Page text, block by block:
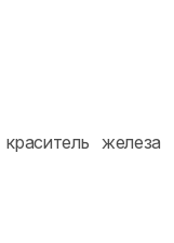
железа